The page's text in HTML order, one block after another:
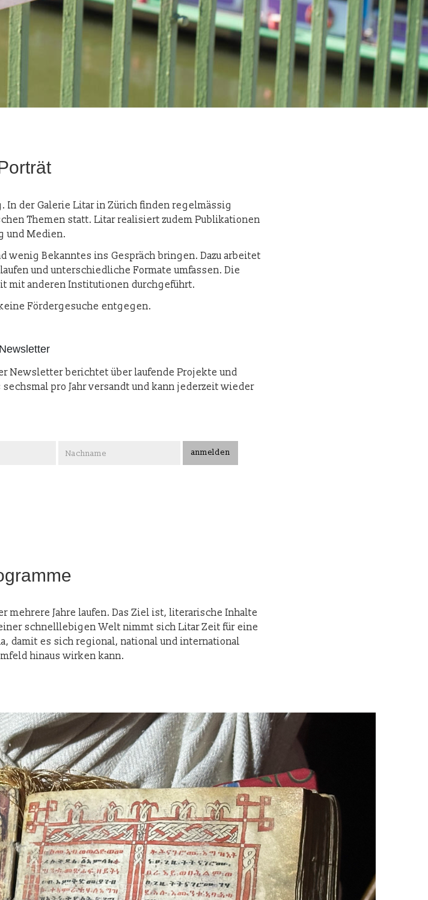
In der Galerie Litar in Zürich finden regelmässig
Themen statt. Litar realisiert zudem Publikationen
und Medien.
wenig Bekanntes ins Gespräch bringen. Dazu arbeitet
und unterschiedliche Formate umfassen. Die
mit anderen Institutionen durchgeführt.
Fördergesuche entgegen.
Newsletter
Newsletter berichtet über laufende Projekte und
pro Jahr versandt und kann jederzeit wieder
mehrere Jahre laufen. Das Ziel ist, literarische Inhalte
schnelllebigen Welt nimmt sich Litar Zeit für eine
damit es sich regional, national und international
hinaus wirken kann.